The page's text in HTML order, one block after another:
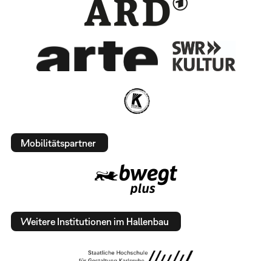
Mobilitätspartner
Weitere Institutionen im Hallenbau